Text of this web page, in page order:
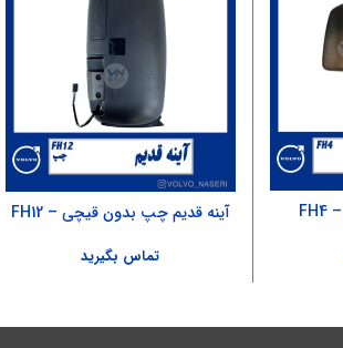
آینه قدیم چپ بدون قیچی – FH12
تماس بگیرید